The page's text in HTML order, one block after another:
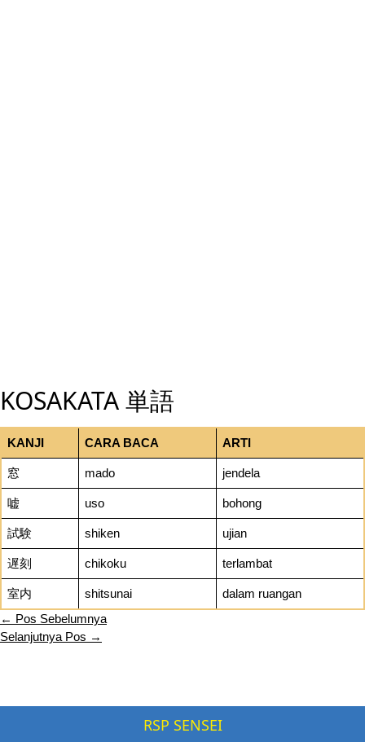
KOSAKATA 単語
KANJI CARA BACA ARTI
窓 mado jendela
嘘 uso bohong
試験 shiken ujian
遅刻 chikoku terlambat
室内 shitsunai
dalam ruangan
← Pos Sebelumnya
Selanjutnya Pos →
RSP SENSEI